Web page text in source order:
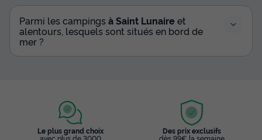
Parmi les campings à Saint Lunaire et
alentours, lesquels sont situés en bord de
mer ?
Le plus grand choix Des prix exclusifs